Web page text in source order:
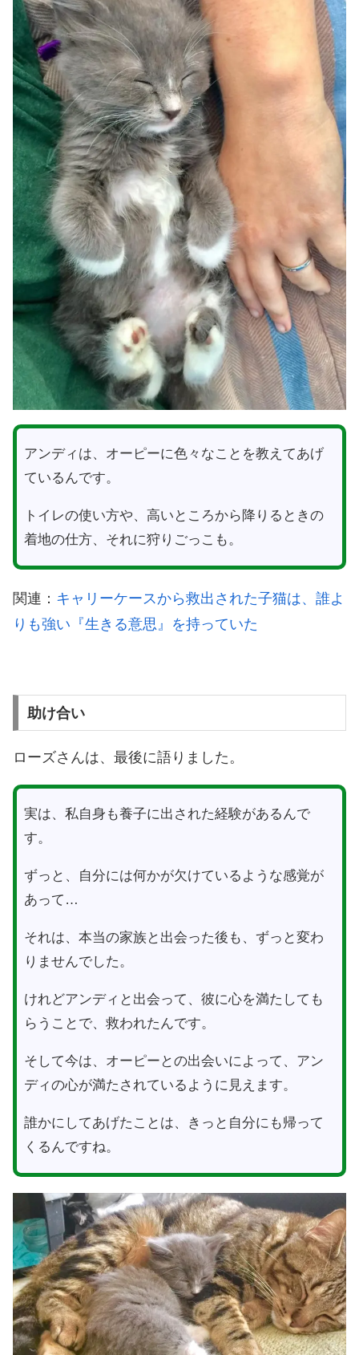
アンディは、オーピーに色々なことを教えてあげ
ているんです。
トイレの使い方や、高いところから降りるときの
着地の仕方、それに狩りごっこも。
関連： キャリーケースから救出された子猫は、誰よ
りも強い『生きる意思』を持っていた
助け合い
ローズさんは、最後に語りました。
実は、私自身も養子に出された経験があるんで
す。
ずっと、自分には何かが欠けているような感覚が
あって…
それは、本当の家族と出会った後も、ずっと変わ
りませんでした。
けれどアンディと出会って、彼に心を満たしても
らうことで、救われたんです。
そして今は、オーピーとの出会いによって、アン
ディの心が満たされているように見えます。
誰かにしてあげたことは、きっと自分にも帰って
くるんですね。